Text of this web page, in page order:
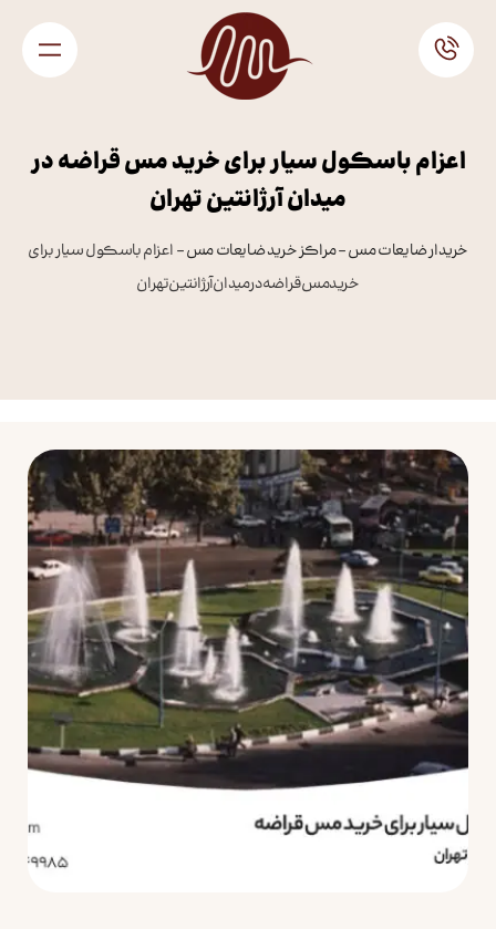
اعزام باسکول سیار برای خرید مس قراضه در
میدان آرژانتین تهران
خریدار ضایعات مس–مراکز خرید ضایعات مس–اعزام باسکول سیار برای
خرید مس قراضه در میدان آرژانتین تهران